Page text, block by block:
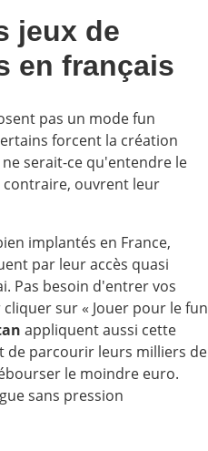
jeux de
en français
pas un mode fun
forcent la création
serait-ce qu'entendre le
contraire, ouvrent leur
implantés en France,
par leur accès quasi
Pas besoin d'entrer vos
sur « Jouer pour le fun
appliquent aussi cette
de parcourir leurs milliers de
le moindre euro.
sans pression